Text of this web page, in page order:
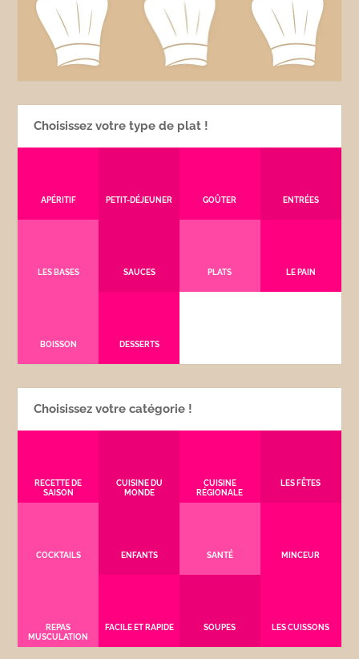
Choisissez votre type de plat !
APÉRITIF PETIT-DÉJEUNER GOÛTER ENTRÉES
LES BASES SAUCES PLATS LE PAIN
BOISSON DESSERTS
Choisissez votre catégorie !
RECETTE DE
SAISON
CUISINE DU
MONDE
CUISINE
RÉGIONALE
LES FÊTES
COCKTAILS ENFANTS SANTÉ MINCEUR
REPAS
MUSCULATION
FACILE ET RAPIDE SOUPES LES CUISSONS